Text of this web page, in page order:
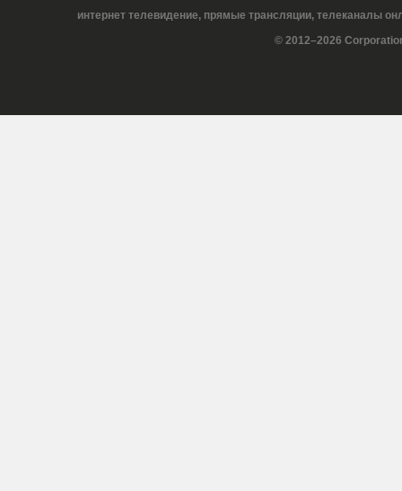
интернет телевидение, прямые трансляции, телеканалы
© 2012–2026